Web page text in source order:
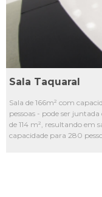
Sala Taquaral
Sala de 166m² com
pessoas - pode ser
de 114 m², resultando em
capacidade para 280